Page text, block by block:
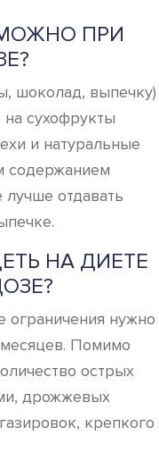
ПРИ
шоколад, выпечку)
сухофрукты
и натуральные
содержанием
отдавать
НА ДИЕТЕ
нужно
Помимо
острых
дрожжевых
крепкого